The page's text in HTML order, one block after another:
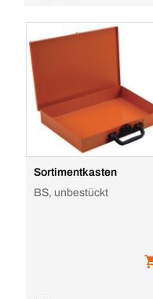
Sortimentkasten
BS, unbestückt